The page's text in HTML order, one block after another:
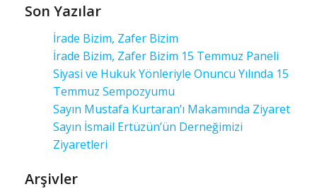
Son Yazılar
İrade Bizim, Zafer Bizim
İrade Bizim, Zafer Bizim 15 Temmuz Paneli
Siyasi ve Hukuk Yönleriyle Onuncu Yılında 15
Temmuz Sempozyumu
Sayın Mustafa Kurtaran’ı Makamında Ziyaret
Sayın İsmail Ertüzün’ün Derneğimizi
Ziyaretleri
Arşivler